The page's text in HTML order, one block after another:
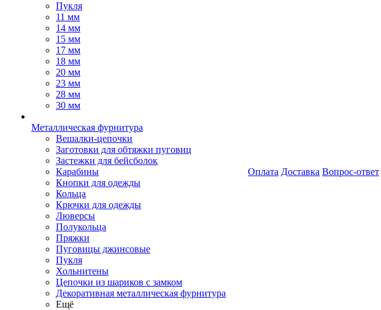
Пукля
11 мм
14 мм
15 мм
17 мм
18 мм
20 мм
23 мм
28 мм
30 мм
Металлическая фурнитура
Вешалки-цепочки
Заготовки для обтяжки пуговиц
Застежки для бейсболок
Карабины
Кнопки для одежды
Кольца
Крючки для одежды
Люверсы
Полукольца
Пряжки
Пуговицы джинсовые
Пукля
Хольнитены
Цепочки из шариков с замком
Декоративная металлическая фурнитура
Ещё
Оплата Доставка Вопрос-ответ